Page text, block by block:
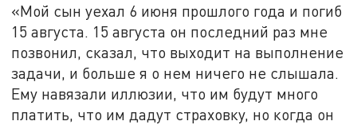
«Мой сын уехал 6 июня прошлого года и погиб
15 августа. 15 августа он последний раз мне
позвонил, сказал, что выходит на выполнение
задачи, и больше я о нем ничего не слышала.
Ему навязали иллюзии, что им будут много
платить, что им дадут страховку, но когда он